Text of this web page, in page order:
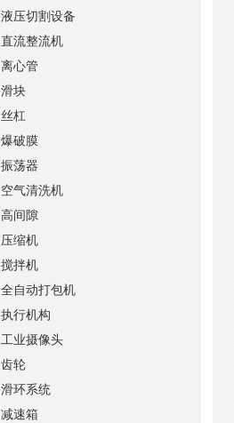
液压切割设备
直流整流机
离心管
滑块
丝杠
爆破膜
振荡器
空气清洗机
高间隙
压缩机
搅拌机
全自动打包机
执行机构
工业摄像头
齿轮
滑环系统
减速箱